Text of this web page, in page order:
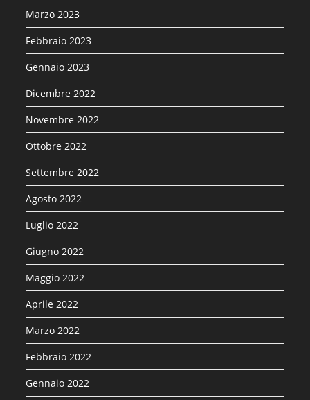
Marzo 2023
Febbraio 2023
Gennaio 2023
Dicembre 2022
Novembre 2022
Ottobre 2022
Settembre 2022
Agosto 2022
Luglio 2022
Giugno 2022
Maggio 2022
Aprile 2022
Marzo 2022
Febbraio 2022
Gennaio 2022